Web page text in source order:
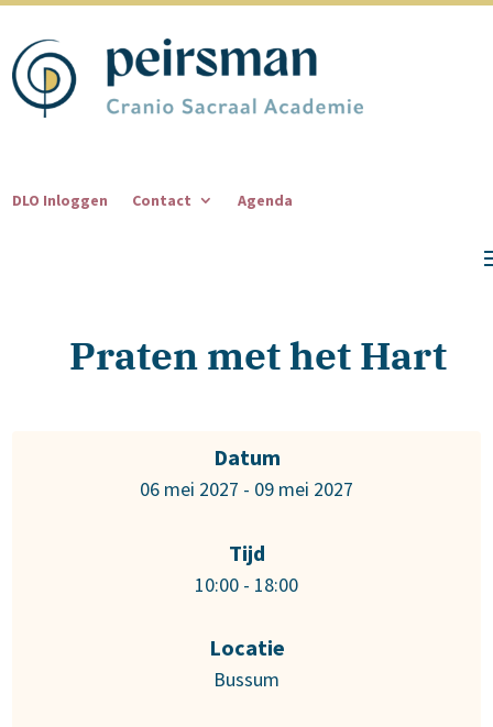
DLO Inloggen Contact Agenda
Praten met het Hart
Datum
06 mei 2027 - 09 mei 2027
Tijd
10:00 - 18:00
Locatie
Bussum